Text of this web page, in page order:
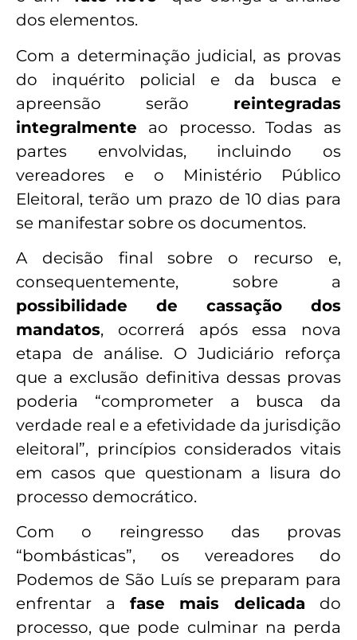
dos elementos.
Com a determinação judicial, as provas
do inquérito policial e da busca e
apreensão serão reintegradas
integralmente ao processo. Todas as
partes envolvidas, incluindo os
vereadores e o Ministério Público
Eleitoral, terão um prazo de 10 dias para
se manifestar sobre os documentos.
A decisão final sobre o recurso e,
consequentemente, sobre a
possibilidade de cassação dos
mandatos, ocorrerá após essa nova
etapa de análise. O Judiciário reforça
que a exclusão definitiva dessas provas
poderia “comprometer a busca da
verdade real e a efetividade da jurisdição
eleitoral”, princípios considerados vitais
em casos que questionam a lisura do
processo democrático.
Com o reingresso das provas
“bombásticas”, os vereadores do
Podemos de São Luís se preparam para
enfrentar a fase mais delicada do
processo, que pode culminar na perda